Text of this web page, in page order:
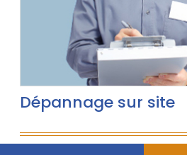
Dépannage sur site